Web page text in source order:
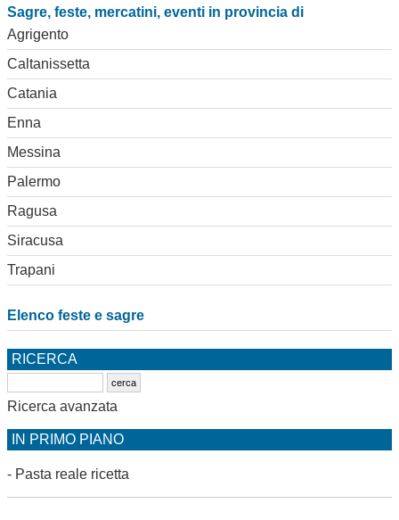
Sagre, feste, mercatini, eventi in provincia di
Agrigento
Caltanissetta
Catania
Enna
Messina
Palermo
Ragusa
Siracusa
Trapani
Elenco feste e sagre
RICERCA
Ricerca avanzata
IN PRIMO PIANO
- Pasta reale ricetta